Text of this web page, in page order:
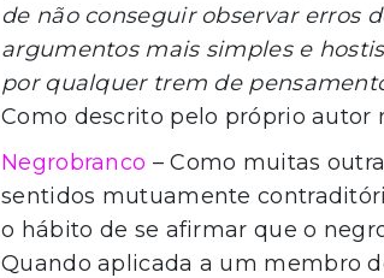
de não conseguir observar erros
argumentos mais simples e
por qualquer trem de
Como descrito pelo próprio autor
Negrobranco – Como muitas
sentidos mutuamente
o hábito de se afirmar que o
Quando aplicada a um membro